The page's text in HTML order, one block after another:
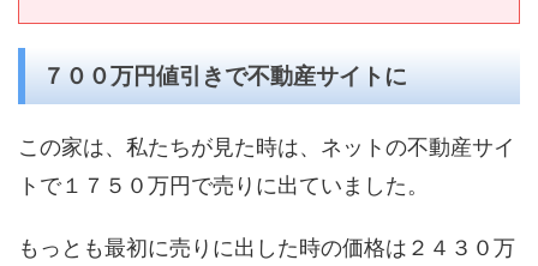
７００万円値引きで不動産サイトに
この家は、私たちが見た時は、ネットの不動産サイ
トで１７５０万円で売りに出ていました。
もっとも最初に売りに出した時の価格は２４３０万